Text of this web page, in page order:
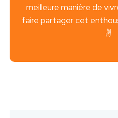
meilleure manière de
faire partager cet
✌️